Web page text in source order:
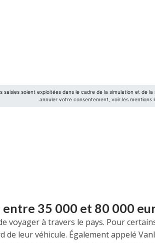
35 000 et 80 000
à travers le pays. Pour
de leur véhicule. Également appelé